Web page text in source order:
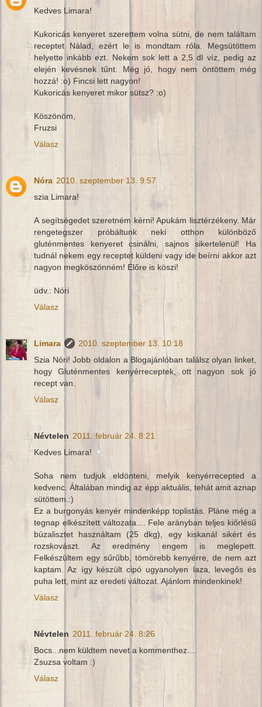
Kedves Limara!
Kukoricás kenyeret szerettem volna sütni, de nem találtam
receptet Nálad, ezért le is mondtam róla. Megsütöttem
helyette inkább ezt. Nekem sok lett a 2,5 dl víz, pedig az
elején kevésnek tűnt. Még jó, hogy nem öntöttem még
hozzá! :o) Fincsi lett nagyon!
Kukoricás kenyeret mikor sütsz? :o)
Köszönöm,
Fruzsi
Válasz
Nóra 2010. szeptember 13. 9:57
szia Limara!
A segítségedet szeretném kérni! Apukám lisztérzékeny. Már
rengetegszer próbáltunk neki otthon különböző
gluténmentes kenyeret csinálni, sajnos sikertelenül! Ha
tudnál nekem egy receptet küldeni vagy ide beírni akkor azt
nagyon megköszönném! Előre is köszi!
üdv.: Nóri
Válasz
Limara
2010. szeptember 13. 10:18
Szia Nóri! Jobb oldalon a Blogajánlóban találsz olyan linket,
hogy Gluténmentes kenyérreceptek, ott nagyon sok jó
recept van.
Válasz
Névtelen 2011. február 24. 8:21
Kedves Limara!
Soha nem tudjuk eldönteni, melyik kenyérrecepted a
kedvenc. Általában mindig az épp aktuális, tehát amit aznap
sütöttem.:)
Ez a burgonyás kenyér mindenképp toplistás. Pláne még a
tegnap elkészített változata.... Fele arányban teljes kiőrlésű
búzalisztet használtam (25 dkg), egy kiskanál sikért és
rozskovászt. Az eredmény engem is meglepett.
Felkészültem egy sűrűbb, tömörebb kenyérre, de nem azt
kaptam. Az így készült cipó ugyanolyen laza, levegős és
puha lett, mint az eredeti változat. Ajánlom mindenkinek!
Válasz
Névtelen 2011. február 24. 8:26
Bocs...nem küldtem nevet a kommenthez....
Zsuzsa voltam :)
Válasz